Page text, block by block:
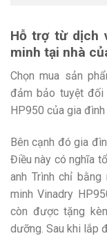
Hỗ trợ từ dịch
minh tại nhà
Chọn mua sản
đảm bảo tuyệt đối
HP950 của gia
Bên cạnh đó gia
Điều này có nghĩa
anh Trình chỉ
minh Vinadry
còn được tặng
dưỡng. Sau khi lắp